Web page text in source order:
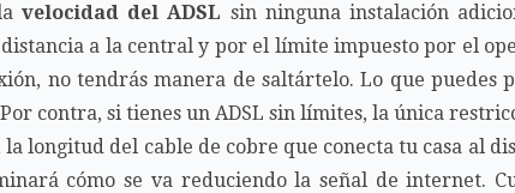
velocidad del ADSL sin ninguna instalación
a la central y por el límite impuesto por el
no tendrás manera de saltártelo. Lo que puedes
contra, si tienes un ADSL sin límites, la única
la longitud del cable de cobre que conecta tu casa al
cómo se va reduciendo la señal de internet.